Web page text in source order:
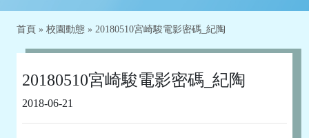
首頁 » 校園動態 » 20180510宮崎駿電影密碼_紀陶
20180510宮崎駿電影密碼_紀陶
2018-06-21